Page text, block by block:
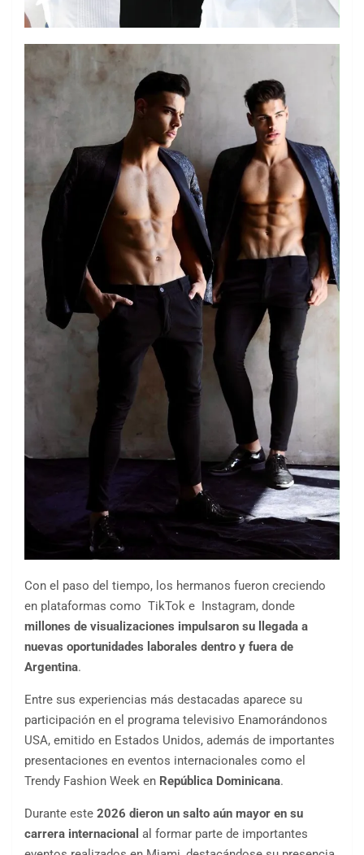
Con el paso del tiempo, los hermanos fueron creciendo
en plataformas como TikTok⁠ e Instagram⁠, donde
millones de visualizaciones impulsaron su llegada a
nuevas oportunidades laborales dentro y fuera de
Argentina.
Entre sus experiencias más destacadas aparece su
participación en el programa televisivo Enamorándonos
USA, emitido en Estados Unidos, además de importantes
presentaciones en eventos internacionales como el
Trendy Fashion Week en República Dominicana.
Durante este 2026 dieron un salto aún mayor en su
carrera internacional al formar parte de importantes